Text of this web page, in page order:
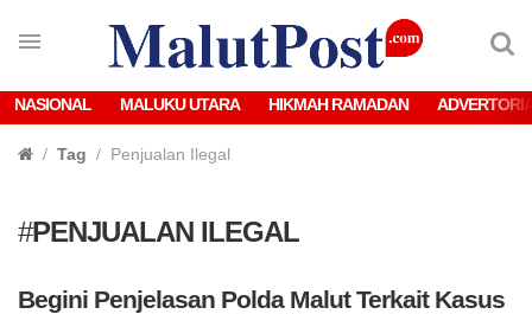
NASIONAL MALUKU UTARA HIKMAH RAMADAN
Tag Penjualan Ilegal
#PENJUALAN ILEGAL
Begini Penjelasan Polda Malut Terkait Kasus